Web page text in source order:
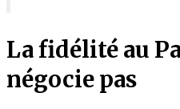
La fidélité au
négocie pas